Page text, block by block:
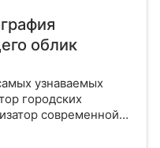
облик
узнаваемых
городских
современной
том, почему его